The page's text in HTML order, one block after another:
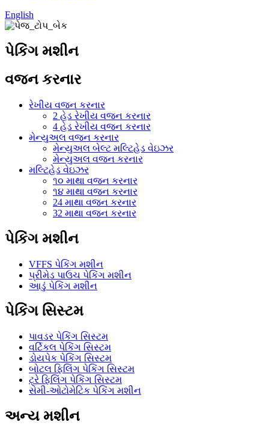
English
પેકિંગ મશીન
વજન કરનાર
રેખીય વજન કરનાર
2 હેડ રેખીય વજન કરનાર
4 હેડ રેખીય વજન કરનાર
મેન્યુઅલ વજન કરનાર
મેન્યુઅલ બેલ્ટ મલ્ટિહેડ વેઇઝર
મેન્યુઅલ વજન કરનાર
મલ્ટિહેડ વેઇઝર
૧૦ માથા વજન કરનાર
૧૪ માથા વજન કરનાર
24 માથા વજન કરનાર
32 માથા વજન કરનાર
પેકિંગ મશીન
VFFS પેકિંગ મશીન
પ્રીમેડ પાઉચ પેકિંગ મશીન
આડું પેકિંગ મશીન
પેકિંગ સિસ્ટમ
પાવડર પેકિંગ સિસ્ટમ
વર્ટિકલ પેકિંગ સિસ્ટમ
ડોયપેક પેકિંગ સિસ્ટમ
બોટલ ફિલિંગ પેકિંગ સિસ્ટમ
ટ્રે ફિલિંગ પેકિંગ સિસ્ટમ
સેમી-ઓટોમેટિક પેકિંગ મશીન
અન્ય મશીન